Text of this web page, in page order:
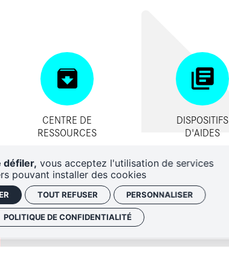
CENTRE DE
RESSOURCES
DISPOSITIFS
D'AIDES
défiler, vous acceptez l'utilisation de services
pouvant installer des cookies
TOUT REFUSER PERSONNALISER
POLITIQUE DE CONFIDENTIALITÉ